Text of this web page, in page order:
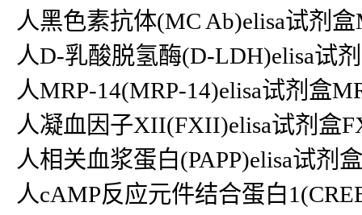
人黑色素抗体(MC Ab)elisa试剂
人D-乳酸脱氢酶(D-LDH)elisa试
人MRP-14(MRP-14)elisa试剂盒
人凝血因子XII(FXII)elisa试剂盒
人相关血浆蛋白(PAPP)elisa试剂
人cAMP反应元件结合蛋白